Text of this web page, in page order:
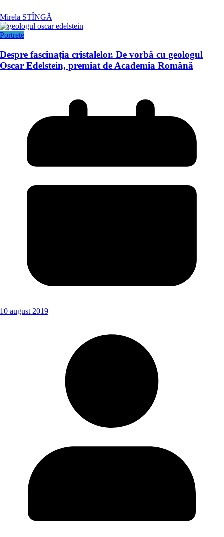
Mirela STÎNGĂ
Portrete
Despre fascinația cristalelor. De vorbă cu geologul
Oscar Edelstein, premiat de Academia Română
10 august 2019